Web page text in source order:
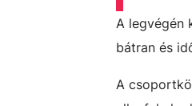
A legvégén
bátran és
A